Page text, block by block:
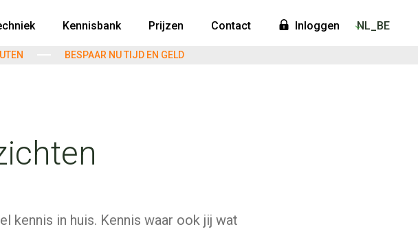
Kennisbank Prijzen Contact Inloggen NL_BE
BESPAAR NU TIJD EN GELD
kennis in huis. Kennis waar ook jij wat